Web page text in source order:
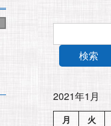
検索
2021年1月
月 火